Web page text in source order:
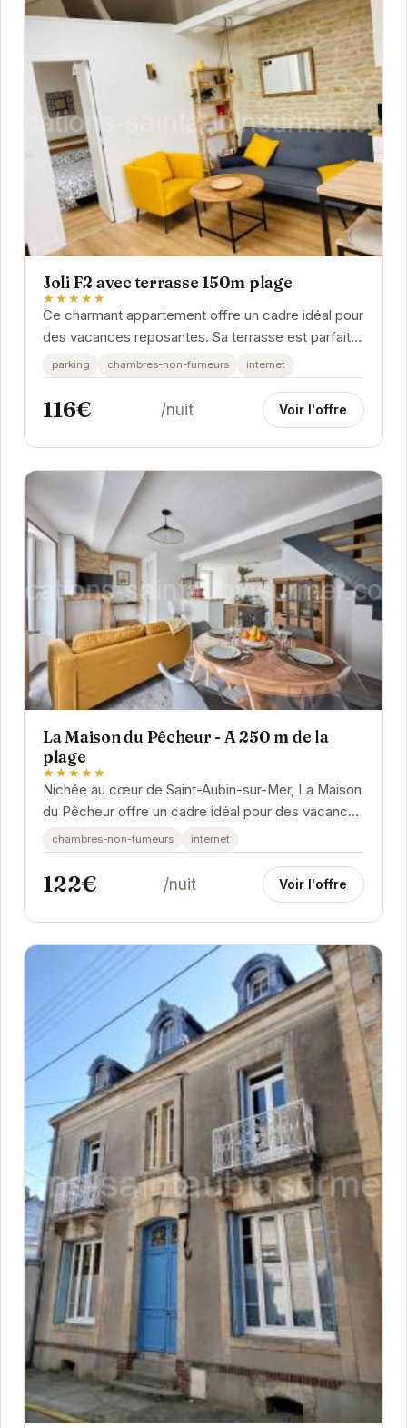
Joli F2 avec terrasse 150m plage
★★★★★
Ce charmant appartement offre un cadre idéal pour
des vacances reposantes. Sa terrasse est parfaite
pour profiter des belles journées...
parking chambres-non-fumeurs internet
116€ /nuit Voir l'offre
La Maison du Pêcheur - A 250 m de la
plage
★★★★★
Nichée au cœur de Saint-Aubin-sur-Mer, La Maison
du Pêcheur offre un cadre idéal pour des vacances
reposantes. À proximité de la plage et des...
chambres-non-fumeurs internet
122€ /nuit Voir l'offre